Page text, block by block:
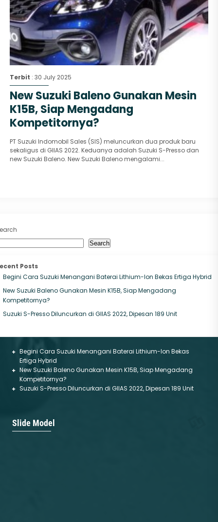
Terbit : 30 July 2025
New Suzuki Baleno Gunakan Mesin
K15B, Siap Mengadang
Kompetitornya?
PT Suzuki Indomobil Sales (SIS) meluncurkan dua produk baru
sekaligus di GIIAS 2022. Keduanya adalah Suzuki S-Presso dan
new Suzuki Baleno. New Suzuki Baleno mengalami...
Search
Posts
Begini Cara Suzuki Menangani Baterai Lithium-Ion Bekas Ertiga Hybrid
New Suzuki Baleno Gunakan Mesin K15B, Siap Mengadang
Kompetitornya?
Suzuki S-Presso Diluncurkan di GIIAS 2022, Dipesan 189 Unit
Begini Cara Suzuki Menangani Baterai Lithium-Ion Bekas
Ertiga Hybrid
New Suzuki Baleno Gunakan Mesin K15B, Siap Mengadang
Kompetitornya?
Suzuki S-Presso Diluncurkan di GIIAS 2022, Dipesan 189 Unit
Slide Model
SPRESSO
Mulai :172.800.000